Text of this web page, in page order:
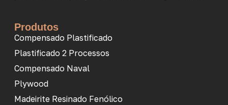
Produtos
Compensado Plastificado
Plastificado 2 Processos
Compensado Naval
Plywood
Madeirite Resinado Fenólico